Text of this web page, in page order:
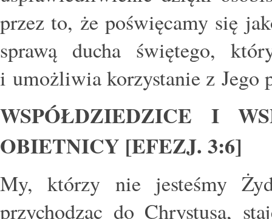
przez to, że poświęcamy się
sprawą ducha świętego,
i umożliwia korzystanie z Jego
WSPÓŁDZIEDZICE I
OBIETNICY [EFEZJ. 3:6]
My, którzy nie jesteśmy
przychodząc do Chrystusa,